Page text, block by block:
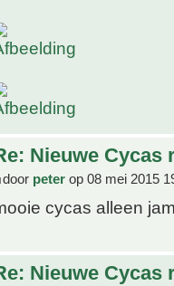
Nieuwe Cycas
door peter op 08 mei 2015
cycas alleen
Nieuwe Cycas